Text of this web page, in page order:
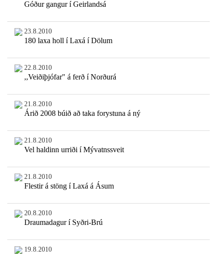
Góður gangur í Geirlandsá
23.8.2010
180 laxa holl í Laxá í Dölum
22.8.2010
,,Veiðiþjófar" á ferð í Norðurá
21.8.2010
Árið 2008 búið að taka forystuna á ný
21.8.2010
Vel haldinn urriði í Mývatnssveit
21.8.2010
Flestir á stöng í Laxá á Ásum
20.8.2010
Draumadagur í Syðri-Brú
19.8.2010